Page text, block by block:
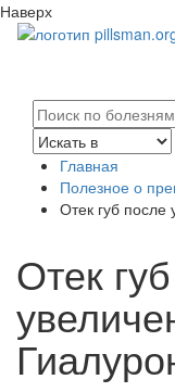
Наверх
Главная
Полезное о
Отек губ после
Отек